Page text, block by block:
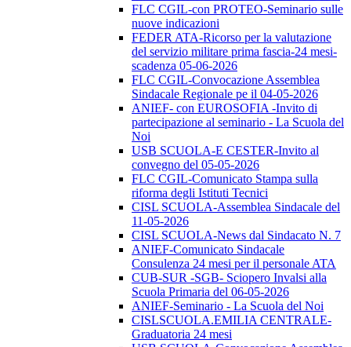
FLC CGIL-con PROTEO-Seminario sulle
nuove indicazioni
FEDER ATA-Ricorso per la valutazione
del servizio militare prima fascia-24 mesi-
scadenza 05-06-2026
FLC CGIL-Convocazione Assemblea
Sindacale Regionale pe il 04-05-2026
ANIEF- con EUROSOFIA -Invito di
partecipazione al seminario - La Scuola del
Noi
USB SCUOLA-E CESTER-Invito al
convegno del 05-05-2026
FLC CGIL-Comunicato Stampa sulla
riforma degli Istituti Tecnici
CISL SCUOLA-Assemblea Sindacale del
11-05-2026
CISL SCUOLA-News dal Sindacato N. 7
ANIEF-Comunicato Sindacale
Consulenza 24 mesi per il personale ATA
CUB-SUR -SGB- Sciopero Invalsi alla
Scuola Primaria del 06-05-2026
ANIEF-Seminario - La Scuola del Noi
CISLSCUOLA.EMILIA CENTRALE-
Graduatoria 24 mesi